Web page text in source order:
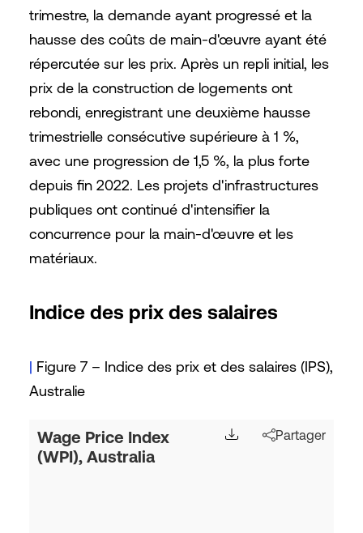
trimestre, la demande ayant progressé et la
hausse des coûts de main-d'œuvre ayant été
répercutée sur les prix. Après un repli initial, les
prix de la construction de logements ont
rebondi, enregistrant une deuxième hausse
trimestrielle consécutive supérieure à 1 %,
avec une progression de 1,5 %, la plus forte
depuis fin 2022. Les projets d'infrastructures
publiques ont continué d'intensifier la
concurrence pour la main-d'œuvre et les
matériaux.
Indice des prix des salaires
| Figure 7 – Indice des prix et des salaires (IPS),
Australie
Wage Price Index
(WPI), Australia
Partager